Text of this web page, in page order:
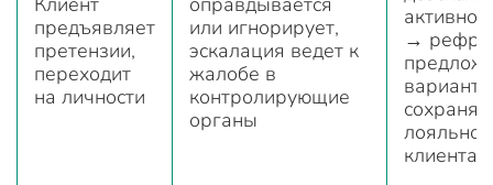
предъявляет
претензии,
переходит
на личности
или игнорирует,
эскалация ведет к
жалобе в
контролирующие
органы
→
клиента